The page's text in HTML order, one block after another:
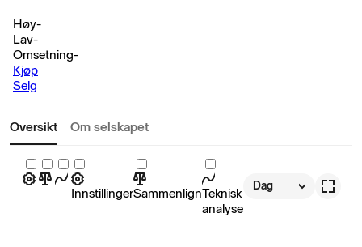
Høy-
Lav-
Omsetning-
Kjøp
Selg
Oversikt Om selskapet
InnstillingerSammenlignTeknisk
analyse
Dag